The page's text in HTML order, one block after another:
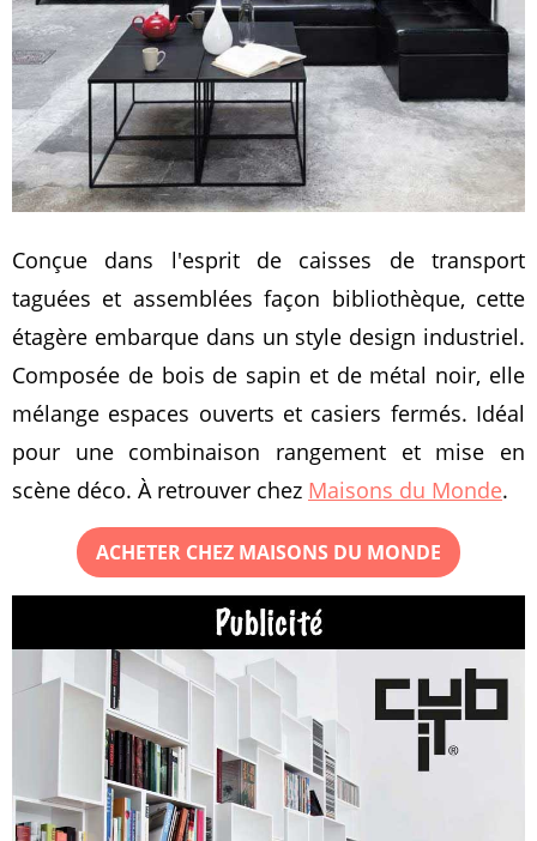
Conçue dans l'esprit de caisses de transport
taguées et assemblées façon bibliothèque, cette
étagère embarque dans un style design industriel.
Composée de bois de sapin et de métal noir, elle
mélange espaces ouverts et casiers fermés. Idéal
pour une combinaison rangement et mise en
scène déco. À retrouver chez Maisons du Monde.
ACHETER CHEZ MAISONS DU MONDE